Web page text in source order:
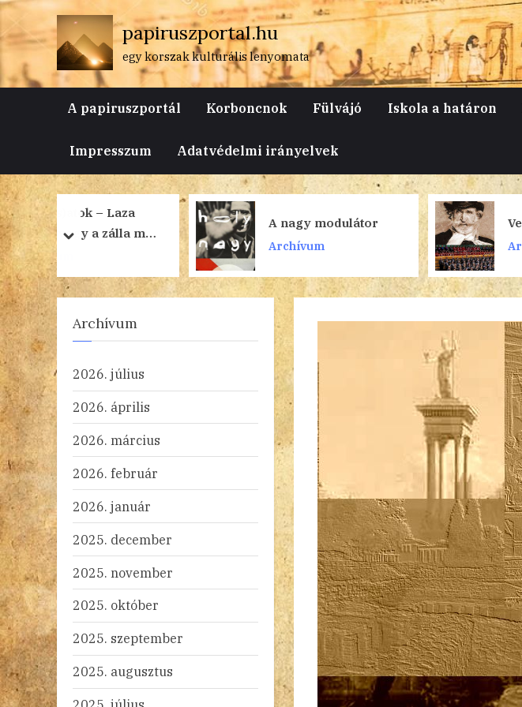
Skip
to
content
papiruszportal.hu
egy korszak kulturális lenyomata
A papiruszportál Korboncnok Fülvájó Iskola a határon
Impresszum Adatvédelmi irányelvek
mén
A nagy modulátor
Archívum
Verdi Requiemje
Archívum
prev
next
Archívum
2026. július
2026. április
2026. március
2026. február
2026. január
2025. december
2025. november
2025. október
2025. szeptember
2025. augusztus